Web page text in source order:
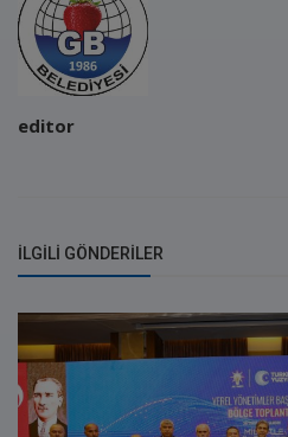
editor
İLGILI GÖNDERILER